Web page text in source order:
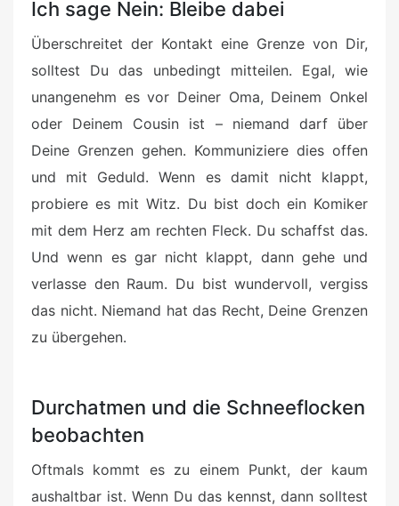
Ich sage Nein: Bleibe dabei
Überschreitet der Kontakt eine Grenze von Dir,
solltest Du das unbedingt mitteilen. Egal, wie
unangenehm es vor Deiner Oma, Deinem Onkel
oder Deinem Cousin ist – niemand darf über
Deine Grenzen gehen. Kommuniziere dies offen
und mit Geduld. Wenn es damit nicht klappt,
probiere es mit Witz. Du bist doch ein Komiker
mit dem Herz am rechten Fleck. Du schaffst das.
Und wenn es gar nicht klappt, dann gehe und
verlasse den Raum. Du bist wundervoll, vergiss
das nicht. Niemand hat das Recht, Deine Grenzen
zu übergehen.
Durchatmen und die Schneeflocken
beobachten
Oftmals kommt es zu einem Punkt, der kaum
aushaltbar ist. Wenn Du das kennst, dann solltest